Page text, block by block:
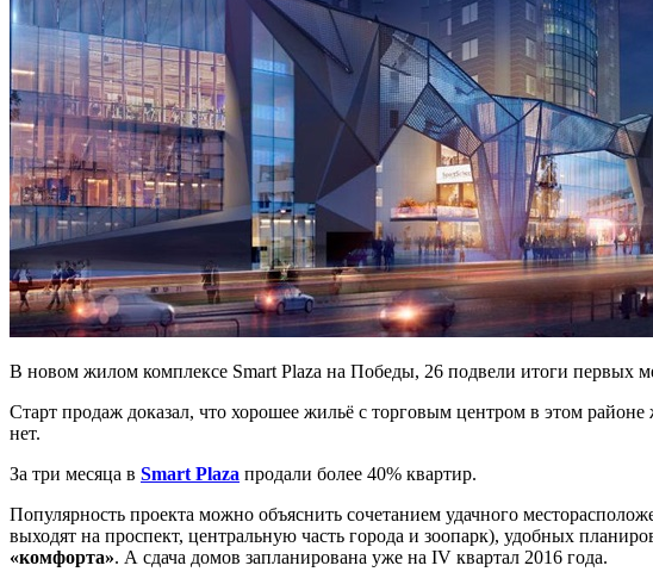
В новом жилом комплексе Smart Plaza на Победы, 26 подвели итоги первых
Старт продаж доказал, что хорошее жильё с торговым центром в этом
нет.
За три месяца в Smart Plaza продали более 40% квартир.
Популярность проекта можно объяснить сочетанием удачного
выходят на проспект, центральную часть города и зоопарк), удобных
«комфорта». А сдача домов запланирована уже на IV квартал 2016 года.